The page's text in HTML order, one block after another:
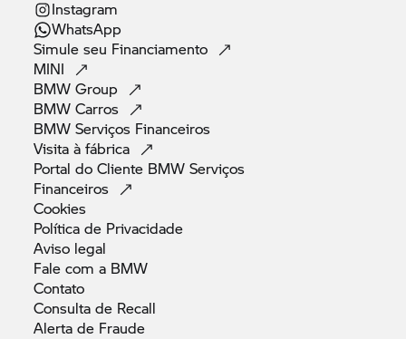
Instagram
WhatsApp
Simule seu Financiamento
MINI
BMWGroup
BMWCarros
BMW Serviços Financeiros
Visita àfábrica
Portal do Cliente BMW Serviços
Financeiros
Cookies
Política de Privacidade
Aviso legal
Fale com a BMW
Contato
Consulta de Recall
Alerta de Fraude